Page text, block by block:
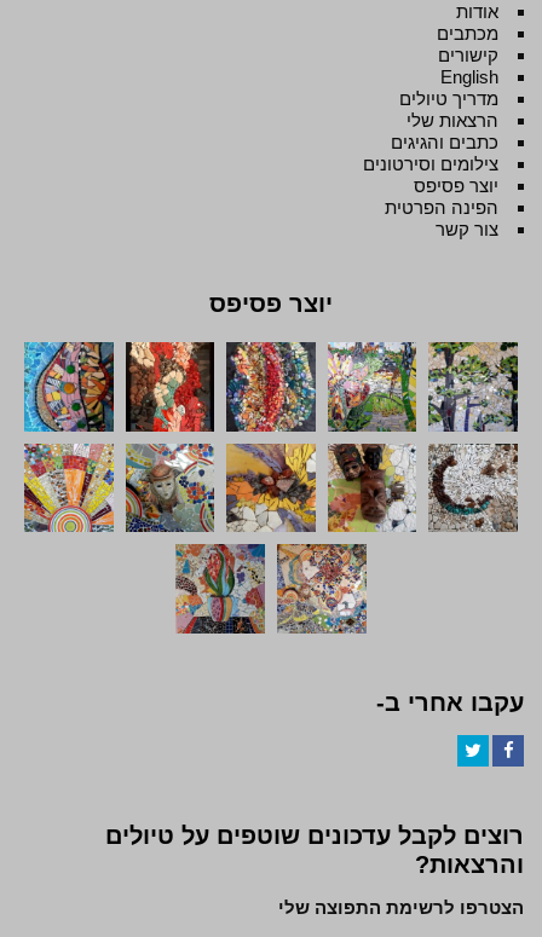
אודות
מכתבים
קישורים
English
מדריך טיולים
הרצאות שלי
כתבים והגיגים
צילומים וסירטונים
יוצר פסיפס
הפינה הפרטית
צור קשר
יוצר פסיפס
עקבו אחרי ב-
רוצים לקבל עדכונים שוטפים על טיולים
והרצאות?
הצטרפו לרשימת התפוצה שלי